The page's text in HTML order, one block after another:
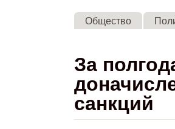
Общество
За
санкций